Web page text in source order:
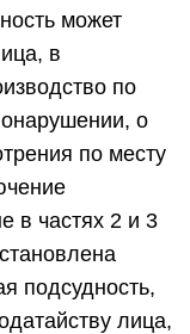
может
в
по
о
по месту
в частях 2 и 3
подсудность,
лица,